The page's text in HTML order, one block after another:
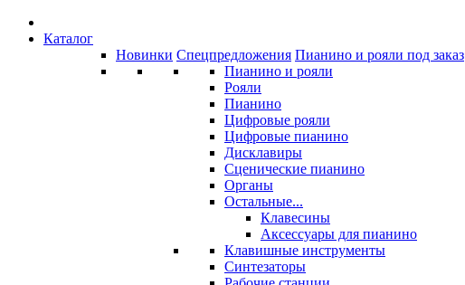
Каталог
Новинки Спецпредложения Пианино и рояли под заказ
Пианино и рояли
Рояли
Пианино
Цифровые рояли
Цифровые пианино
Дисклавиры
Сценические пианино
Органы
Остальные...
Клавесины
Аксессуары для пианино
Клавишные инструменты
Синтезаторы